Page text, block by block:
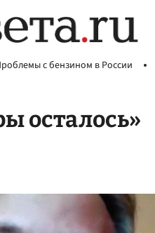
с бензином в России
осталось»